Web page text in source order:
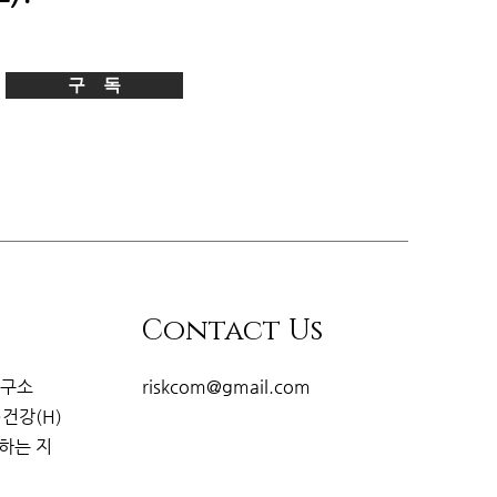
구 독
소
건강(H)
는 지
Contact Us
riskcom@gmail.com